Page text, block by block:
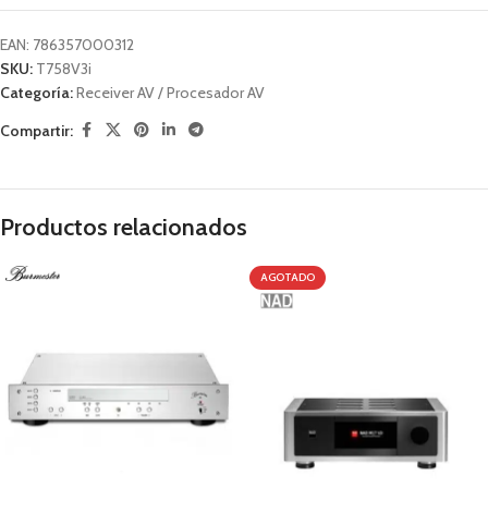
EAN: 786357000312
SKU: T758V3i
Categoría:Receiver AV / Procesador AV
Compartir:
Productos relacionados
AGOTADO